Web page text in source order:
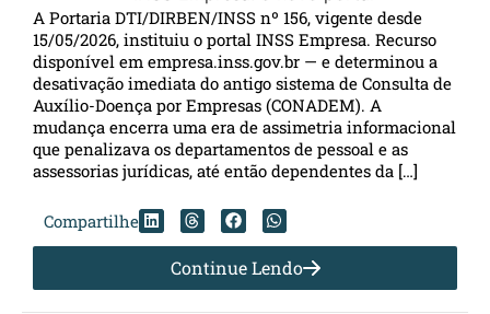
A Portaria DTI/DIRBEN/INSS nº 156, vigente desde
15/05/2026, instituiu o portal INSS Empresa. Recurso
disponível em empresa.inss.gov.br — e determinou a
desativação imediata do antigo sistema de Consulta de
Auxílio-Doença por Empresas (CONADEM). A
mudança encerra uma era de assimetria informacional
que penalizava os departamentos de pessoal e as
assessorias jurídicas, até então dependentes da […]
Compartilhe
Continue Lendo